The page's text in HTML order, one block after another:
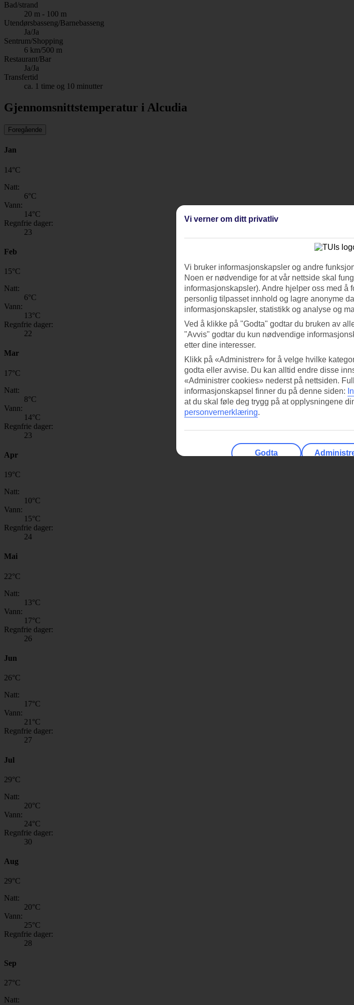
Bad/strand
20 m - 100 m
Utendørsbasseng/Barnebasseng
Ja/Ja
Sentrum/Shopping
6 km/500 m
Restaurant/Bar
Ja/Ja
Transfertid
ca. 1 time og 10 minutter
Gjennomsnittstemperatur i Alcudia
Foregående
Jan
14°C
Natt:
6°C
Vann:
14°C
Regnfrie dager:
23
Feb
15°C
Natt:
6°C
Vann:
13°C
Regnfrie dager:
22
Mar
17°C
Natt:
8°C
Vann:
14°C
Regnfrie dager:
23
Apr
19°C
Natt:
10°C
Vann:
15°C
Regnfrie dager:
24
Mai
22°C
Natt:
13°C
Vann:
17°C
Regnfrie dager:
26
Jun
26°C
Natt:
17°C
Vann:
21 °C
Regnfrie dager:
27
Jul
29°C
Natt:
20°C
Vann:
24°C
Regnfrie dager:
30
Aug
29°C
Natt:
20°C
Vann:
25°C
Regnfrie dager:
28
Sep
27°C
Natt:
Vi verner om ditt privatliv
Vi bruker informasjonskapsler og andre
Noen er nødvendige for at vår nettside skal
informasjonskapsler). Andre hjelper oss med å
personlig tilpasset innhold og lagre anonyme
informasjonskapsler, statistikk og analyse og
Ved å klikke på "Godta" godtar du bruken av
"Avvis" godtar du kun nødvendige
etter dine interesser.
Klikk på «Administrer» for å velge hvilke
godta eller avvise. Du kan alltid endre disse
«Administrer cookies» nederst på nettsiden.
informasjonskapsel finner du på denne siden:
at du skal føle deg trygg på at opplysningene
personvernerklæring.
Godta